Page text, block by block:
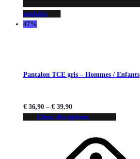
souhaits
47%
Pantalon TCE gris – Hommes / Enfants
€ 36,90 – € 39,90
Choix des options